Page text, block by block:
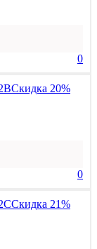
0
Скидка 20%
0
Скидка 21%